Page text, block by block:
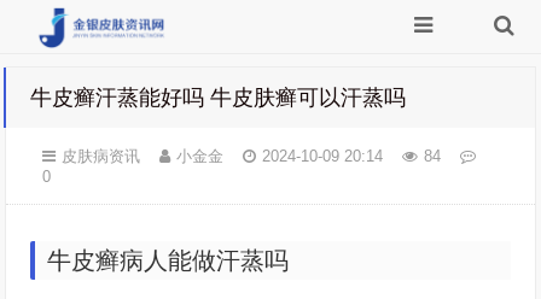
牛皮癣汗蒸能好吗 牛皮肤癣可以汗蒸吗
皮肤病资讯 小金金 2024-10-09 20:14
84
0
牛皮癣病人能做汗蒸吗